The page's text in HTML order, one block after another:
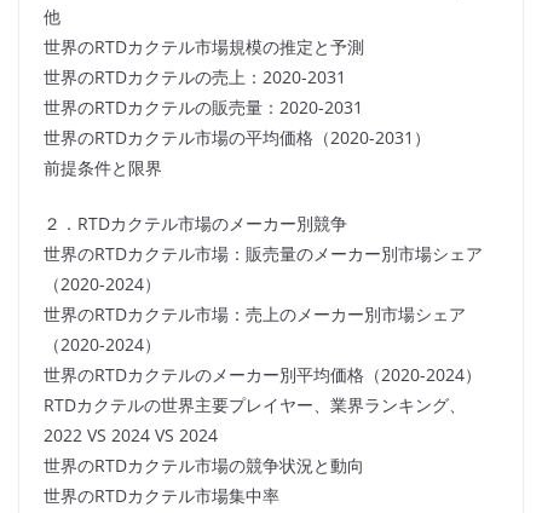
他
世界のRTDカクテル市場規模の推定と予測
世界のRTDカクテルの売上：2020-2031
世界のRTDカクテルの販売量：2020-2031
世界のRTDカクテル市場の平均価格（2020-2031）
前提条件と限界
２．RTDカクテル市場のメーカー別競争
世界のRTDカクテル市場：販売量のメーカー別市場シェア
（2020-2024）
世界のRTDカクテル市場：売上のメーカー別市場シェア
（2020-2024）
世界のRTDカクテルのメーカー別平均価格（2020-2024）
RTDカクテルの世界主要プレイヤー、業界ランキング、
2022 VS 2024 VS 2024
世界のRTDカクテル市場の競争状況と動向
世界のRTDカクテル市場集中率